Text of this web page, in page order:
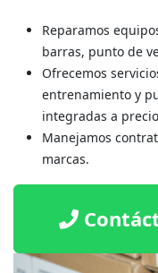
Reparamos
barras, punto de
Ofrecemos
entrenamiento y
integradas a
Manejamos
marcas.